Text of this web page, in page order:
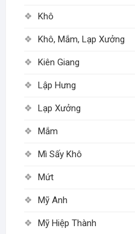
Khô
Khô, Mắm, Lạp Xưởng
Kiên Giang
Lập Hưng
Lạp Xưởng
Mắm
Mì Sấy Khô
Mứt
Mỹ Anh
Mỹ Hiệp Thành